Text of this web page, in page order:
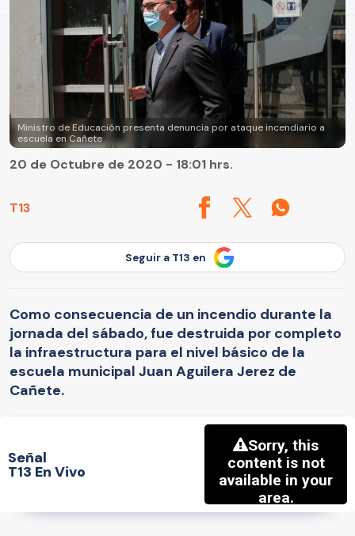
Ministro de Educación presenta denuncia por ataque incendiario a
escuela en Cañete
T13
20 de Octubre de 2020 - 18:01 hrs.
Seguir a T13 en
Como consecuencia de un incendio durante la
jornada del sábado, fue destruida por completo
la infraestructura para el nivel básico de la
escuela municipal Juan Aguilera Jerez de
Cañete.
Señal
T13 En Vivo